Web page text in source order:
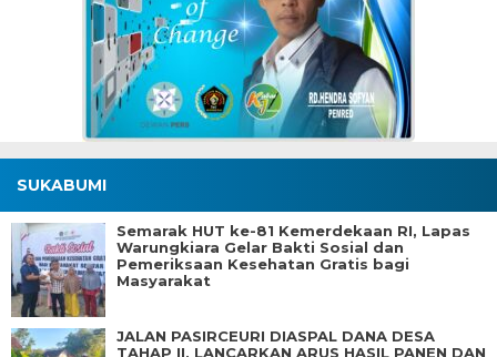
SUKABUMI
Semarak HUT ke-81 Kemerdekaan RI, Lapas
Warungkiara Gelar Bakti Sosial dan
Pemeriksaan Kesehatan Gratis bagi
Masyarakat
JALAN PASIRCEURI DIASPAL DANA DESA
TAHAP II, LANCARKAN ARUS HASIL PANEN DAN